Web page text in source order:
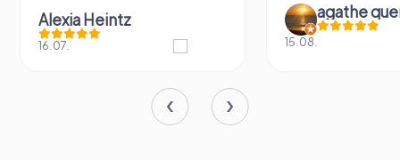
Alexia Heintz
16.07.
agathe
15.08.